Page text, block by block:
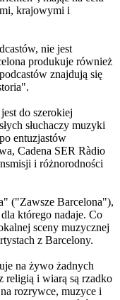
krajowymi i
nie jest
produkuje również
znajdują się
do szerokiej
słuchaczy muzyki
entuzjastów
Cadena SER Ràdio
i różnorodności
("Zawsze Barcelona"),
którego nadaje. Co
sceny muzycznej
z Barcelony.
na żywo żadnych
religią i wiarą są rzadko
rozrywce, muzyce i